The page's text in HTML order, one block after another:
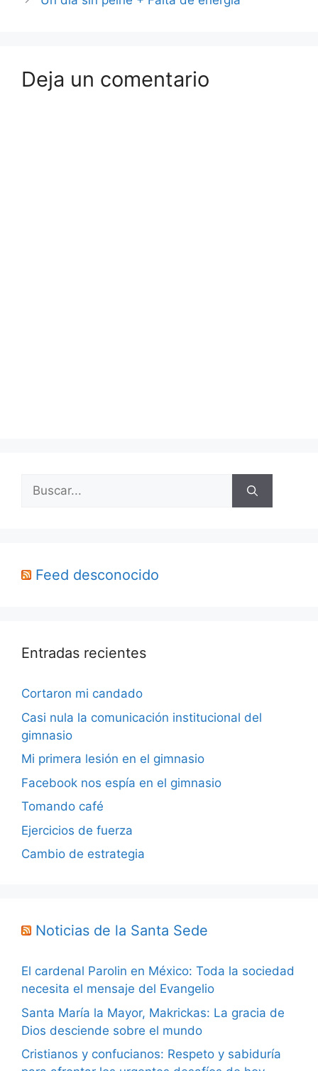
Deja un comentario
Buscar:
Feed desconocido
Entradas recientes
Cortaron mi candado
Casi nula la comunicación institucional del
gimnasio
Mi primera lesión en el gimnasio
Facebook nos espía en el gimnasio
Tomando café
Ejercicios de fuerza
Cambio de estrategia
Noticias de la Santa Sede
El cardenal Parolin en México: Toda la sociedad
necesita el mensaje del Evangelio
Santa María la Mayor, Makrickas: La gracia de
Dios desciende sobre el mundo
Cristianos y confucianos: Respeto y sabiduría